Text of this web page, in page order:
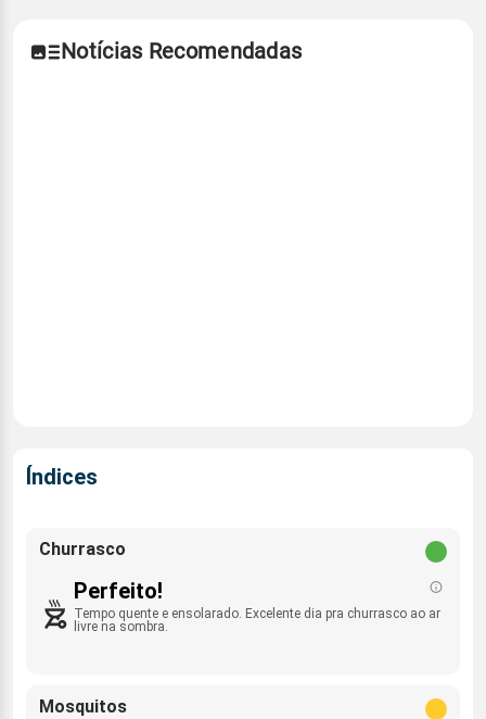
Notícias Recomendadas
Índices
Churrasco
Perfeito!
Tempo quente e ensolarado. Excelente dia pra churrasco ao ar
livre na sombra.
Mosquitos